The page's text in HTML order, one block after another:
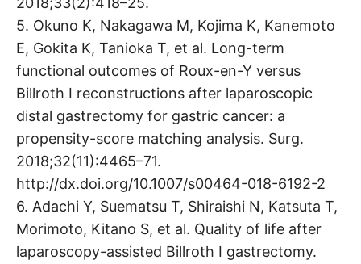
5. Okuno K, Nakagawa M, Kojima K, Kanemoto
E, Gokita K, Tanioka T, et al. Long-term
functional outcomes of Roux-en-Y versus
Billroth I reconstructions after laparoscopic
distal gastrectomy for gastric cancer: a
propensity-score matching analysis. Surg.
2018;32(11):4465–71.
http://dx.doi.org/10.1007/s00464-018-6192-2
6. Adachi Y, Suematsu T, Shiraishi N, Katsuta T,
Morimoto, Kitano S, et al. Quality of life after
laparoscopy-assisted Billroth I gastrectomy.